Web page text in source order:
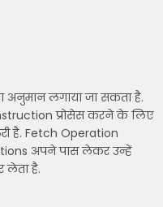
अनुमान लगाया जा सकता है.
प्रोसेस करने के लिए
है. Fetch Operation
अपने पास लेकर उन्हें
लेता है.